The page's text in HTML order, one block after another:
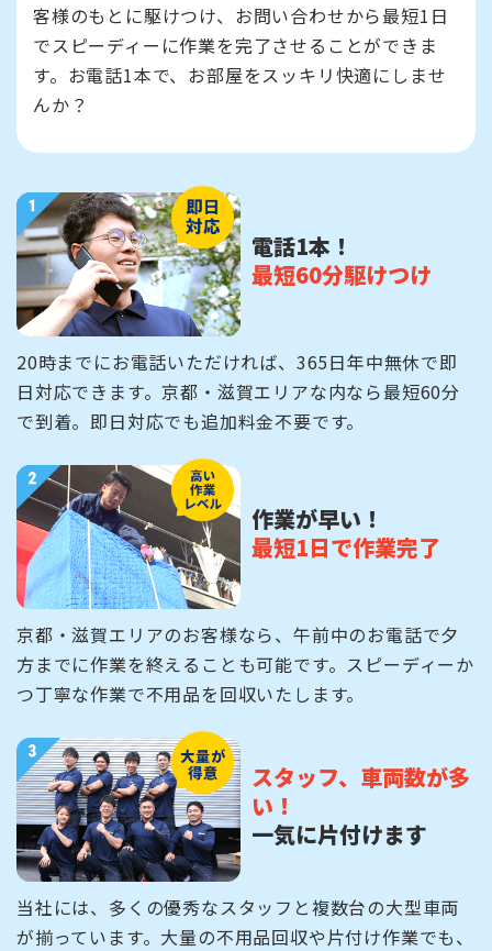
客様のもとに駆けつけ、お問い合わせから最短1日
でスピーディーに作業を完了させることができま
す。お電話1本で、お部屋をスッキリ快適にしませ
んか？
電話1本！
最短60分駆けつけ
20時までにお電話いただければ、365日年中無休で即
日対応できます。京都・滋賀エリアな内なら最短60分
で到着。即日対応でも追加料金不要です。
作業が早い！
最短1日で作業完了
京都・滋賀エリアのお客様なら、午前中のお電話で夕
方までに作業を終えることも可能です。スピーディーか
つ丁寧な作業で不用品を回収いたします。
スタッフ、車両数が多
い！
一気に片付けます
当社には、多くの優秀なスタッフと複数台の大型車両
が揃っています。大量の不用品回収や片付け作業でも、